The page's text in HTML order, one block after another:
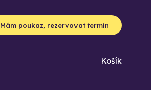
Mám poukaz, rezervovat termín
Košík